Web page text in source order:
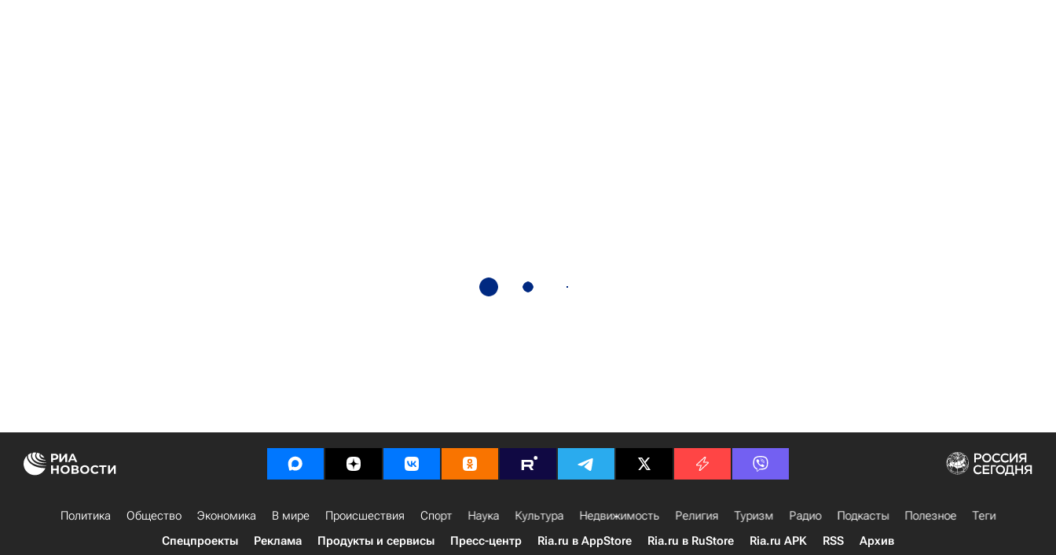
Политика Общество Экономика В мире Происшествия Спорт Наука Культура Недвижимость Религия Туризм Радио Подкасты Полезное
Теги
Спецпроекты
Реклама Продукты и сервисы Пресс-центр Ria.ru в AppStore Ria.ru в RuStore Ria.ru APK RSS Архив